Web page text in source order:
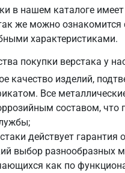
в нашем каталоге
же можно ознакомится
характеристиками.
покупки верстака у
качество изделий,
Все
составом, что
действует гарантия
выбор разнообразных
как по